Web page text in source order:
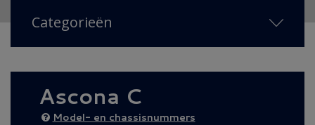
Categorieën
NIEUW IN 2026(71)
Diesel AANBIEDING(38)
EXTRA AFHAALKORTING
Ascona C
Model- en chassisnummers